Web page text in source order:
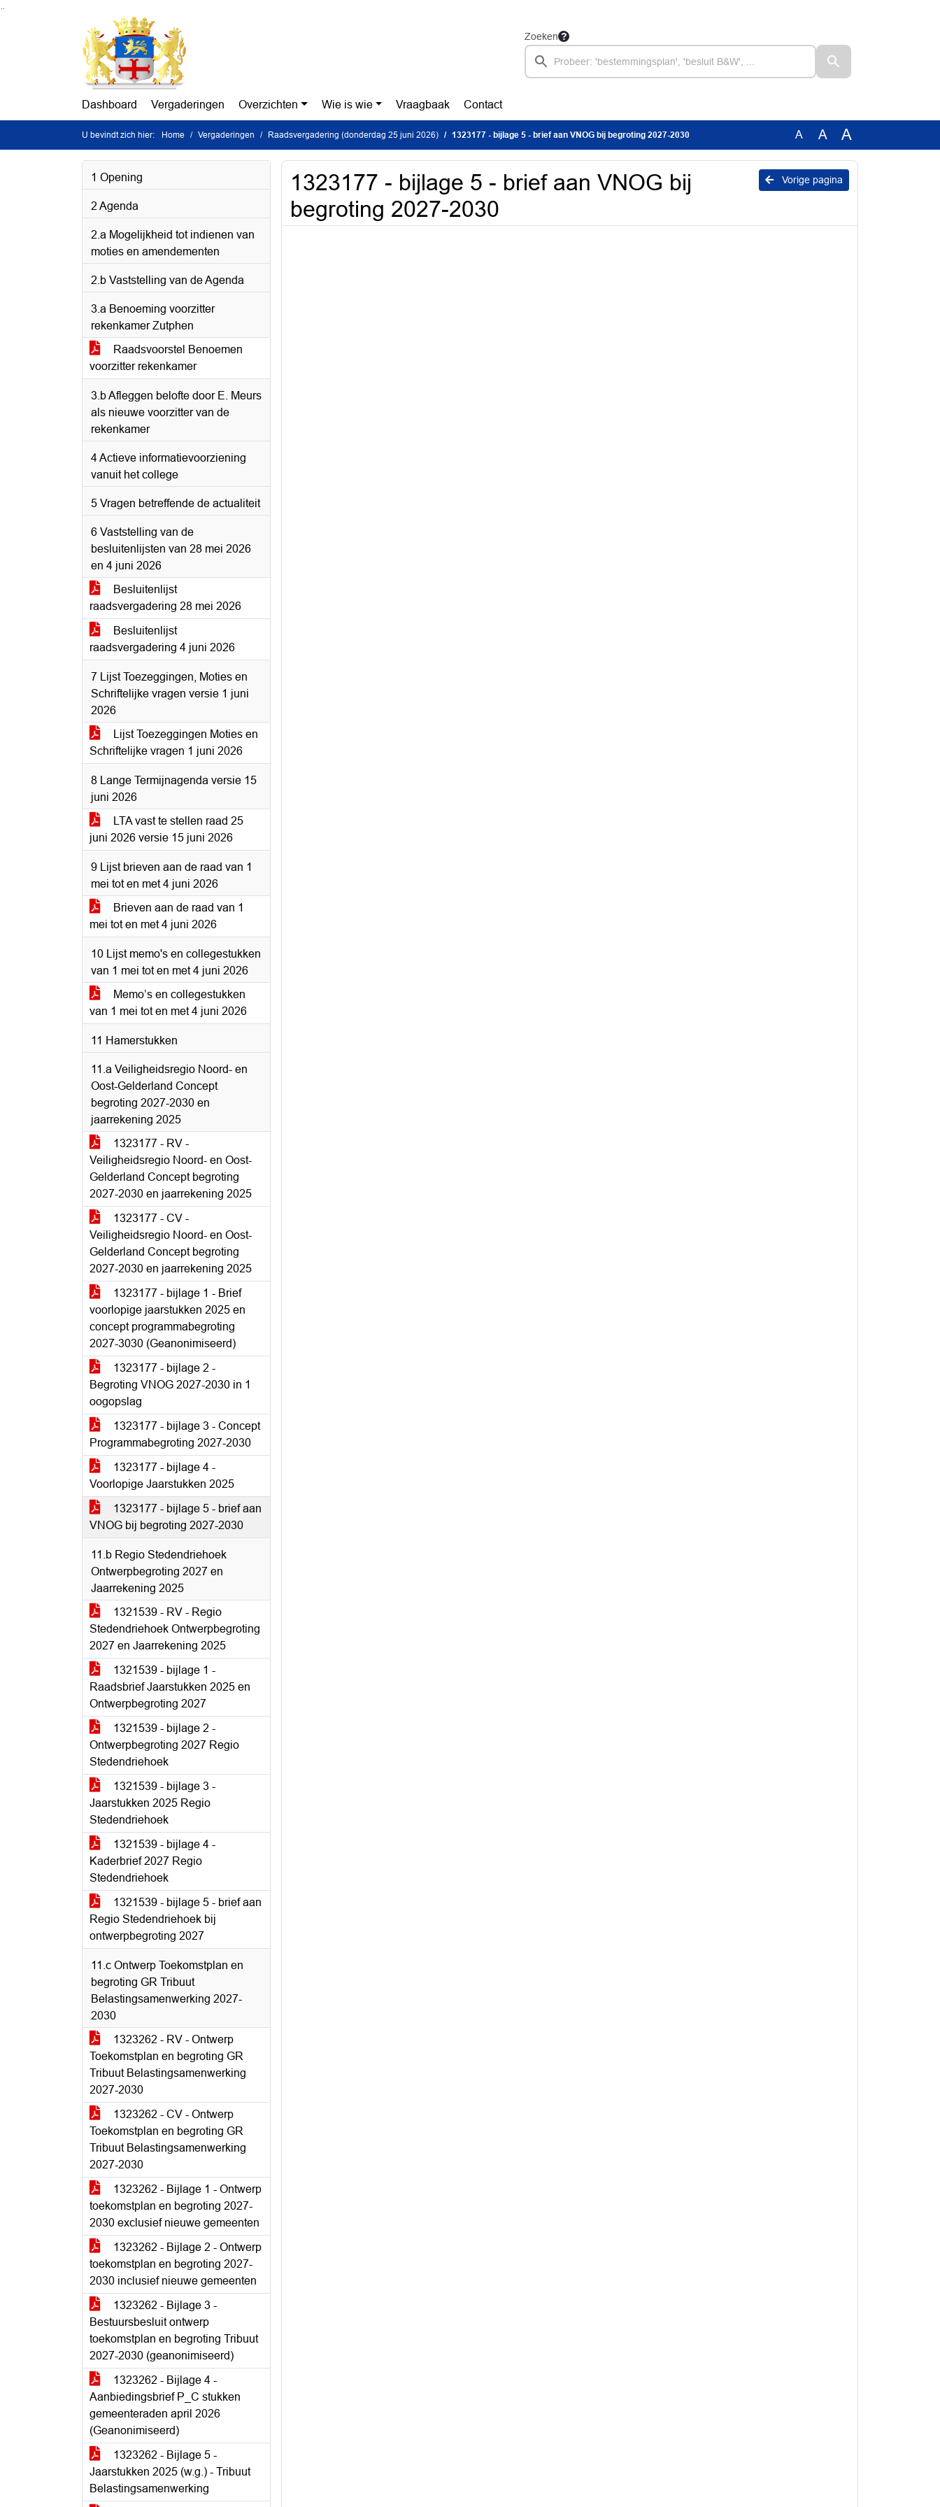
Ga naar de inhoud van deze pagina
Zoeken
Dashboard Vergaderingen Overzichten Wie is wie Vraagbaak Contact
U bevindt zich hier: Home Vergaderingen Raadsvergadering (donderdag 25 juni 2026) 1323177 - bijlage 5 - brief aan VNOG bij begroting 2027-2030 A A A
1 Opening
2 Agenda
2.a Mogelijkheid tot indienen van
moties en amendementen
2.b Vaststelling van de Agenda
3.a Benoeming voorzitter
rekenkamer Zutphen
Raadsvoorstel Benoemen
voorzitter rekenkamer
3.b Afleggen belofte door E. Meurs
als nieuwe voorzitter van de
rekenkamer
4 Actieve informatievoorziening
vanuit het college
5 Vragen betreffende de actualiteit
6 Vaststelling van de
besluitenlijsten van 28 mei 2026
en 4 juni 2026
Besluitenlijst
raadsvergadering 28 mei 2026
Besluitenlijst
raadsvergadering 4 juni 2026
7 Lijst Toezeggingen, Moties en
Schriftelijke vragen versie 1 juni
2026
Lijst Toezeggingen Moties en
Schriftelijke vragen 1 juni 2026
8 Lange Termijnagenda versie 15
juni 2026
LTA vast te stellen raad 25
juni 2026 versie 15 juni 2026
9 Lijst brieven aan de raad van 1
mei tot en met 4 juni 2026
Brieven aan de raad van 1
mei tot en met 4 juni 2026
10 Lijst memo's en collegestukken
van 1 mei tot en met 4 juni 2026
Memo’s en collegestukken
van 1 mei tot en met 4 juni 2026
11 Hamerstukken
11.a Veiligheidsregio Noord- en
Oost-Gelderland Concept
begroting 2027-2030 en
jaarrekening 2025
1323177 - RV -
Veiligheidsregio Noord- en Oost-
Gelderland Concept begroting
2027-2030 en jaarrekening 2025
1323177 - CV -
Veiligheidsregio Noord- en Oost-
Gelderland Concept begroting
2027-2030 en jaarrekening 2025
1323177 - bijlage 1 - Brief
voorlopige jaarstukken 2025 en
concept programmabegroting
2027-3030 (Geanonimiseerd)
1323177 - bijlage 2 -
Begroting VNOG 2027-2030 in 1
oogopslag
1323177 - bijlage 3 - Concept
Programmabegroting 2027-2030
1323177 - bijlage 4 -
Voorlopige Jaarstukken 2025
1323177 - bijlage 5 - brief aan
VNOG bij begroting 2027-2030
11.b Regio Stedendriehoek
Ontwerpbegroting 2027 en
Jaarrekening 2025
1321539 - RV - Regio
Stedendriehoek Ontwerpbegroting
2027 en Jaarrekening 2025
1321539 - bijlage 1 -
Raadsbrief Jaarstukken 2025 en
Ontwerpbegroting 2027
1321539 - bijlage 2 -
Ontwerpbegroting 2027 Regio
Stedendriehoek
1321539 - bijlage 3 -
Jaarstukken 2025 Regio
Stedendriehoek
1321539 - bijlage 4 -
Kaderbrief 2027 Regio
Stedendriehoek
1321539 - bijlage 5 - brief aan
Regio Stedendriehoek bij
ontwerpbegroting 2027
11.c Ontwerp Toekomstplan en
begroting GR Tribuut
Belastingsamenwerking 2027-
2030
1323262 - RV - Ontwerp
Toekomstplan en begroting GR
Tribuut Belastingsamenwerking
2027-2030
1323262 - CV - Ontwerp
Toekomstplan en begroting GR
Tribuut Belastingsamenwerking
2027-2030
1323262 - Bijlage 1 - Ontwerp
toekomstplan en begroting 2027-
2030 exclusief nieuwe gemeenten
1323262 - Bijlage 2 - Ontwerp
toekomstplan en begroting 2027-
2030 inclusief nieuwe gemeenten
1323262 - Bijlage 3 -
Bestuursbesluit ontwerp
toekomstplan en begroting Tribuut
2027-2030 (geanonimiseerd)
1323262 - Bijlage 4 -
Aanbiedingsbrief P_C stukken
gemeenteraden april 2026
(Geanonimiseerd)
1323262 - Bijlage 5 -
Jaarstukken 2025 (w.g.) - Tribuut
Belastingsamenwerking
Vorige pagina
1323177 - bijlage 5 - brief aan VNOG bij
begroting 2027-2030